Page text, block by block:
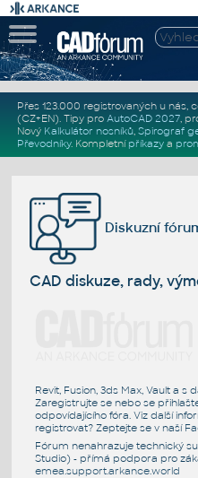
Přes 123.000 registrovaných u nás,
(CZ+EN). Tipy pro AutoCAD 2027,
Nový Kalkulátor nosníků, Spirograf
Převodníky. Kompletní příkazya
Diskuzní
CAD diskuze, rady,
Revit, Fusion, 3ds Max, Vault a s
Zaregistrujte se nebo se
odpovídajícího fóra. Viz další
registrovat? Zeptejte se v naší
Fórum nenahrazuje technický
Studio) - přímá podpora pro
emea.support.arkance.world